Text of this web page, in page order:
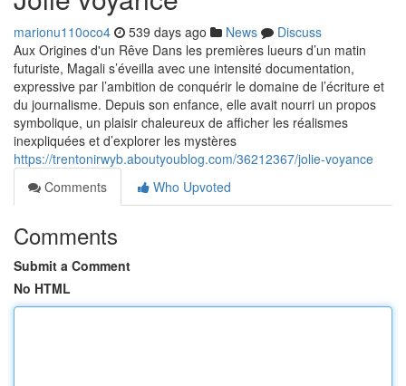
marionu110oco4 539 days ago News
Discuss
Aux Origines d'un Rêve Dans les premières lueurs d’un matin
futuriste, Magali s’éveilla avec une intensité documentation,
expressive par l’ambition de conquérir le domaine de l’écriture et
du journalisme. Depuis son enfance, elle avait nourri un propos
symbolique, un plaisir chaleureux de afficher les réalismes
inexpliquées et d’explorer les mystères
https://trentonirwyb.aboutyoublog.com/36212367/jolie-voyance
Comments
Who Upvoted
Comments
Submit a Comment
No HTML